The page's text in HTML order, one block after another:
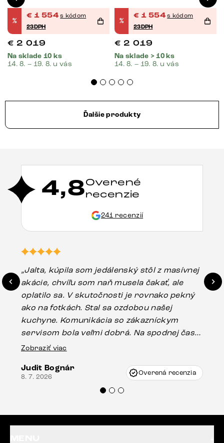
%
€ 1 554 s kódom
23DPH
€ 2 019
Na sklade 10 ks
14. 8. – 19. 8. u vás
%
€ 1 554 s kódom
23DPH
€ 2 019
Na sklade > 10 ks
14. 8. – 19. 8. u vás
Ďalšie produkty
4,8Overené
recenzie
241 recenzií
„Jalta, kúpila som jedálenský stôl z masívnej
akácie, chvíľu som naň musela čakať, ale
oplatilo sa. V skutočnosti je rovnako pekný
ako na fotkách. Stal sa ozdobou našej
kuchyne. Komunikácia so zákazníckym
servisom bola veľmi dobrá. Na spodnej časti
stola bolo malé poškodenie, pravdepodobne
Vincze pri riešení mojej záležitosti pristúpili
veľmi korektne. Odporúčam produkty Delife
Zobraziť viac
Judit Bognár
8. 7. 2026 Overená recenzia